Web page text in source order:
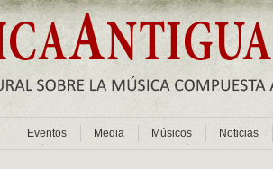
Eventos Media Músicos Noticias